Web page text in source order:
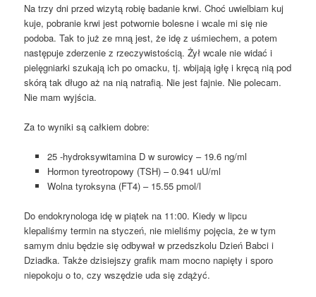
Na trzy dni przed wizytą robię badanie krwi. Choć uwielbiam kuj
kuje, pobranie krwi jest potwornie bolesne i wcale mi się nie
podoba. Tak to już ze mną jest, że idę z uśmiechem, a potem
następuje zderzenie z rzeczywistością. Żył wcale nie widać i
pielęgniarki szukają ich po omacku, tj. wbijają igłę i kręcą nią pod
skórą tak długo aż na nią natrafią. Nie jest fajnie. Nie polecam.
Nie mam wyjścia.
Za to wyniki są całkiem dobre:
25 -hydroksywitamina D w surowicy – 19.6 ng/ml
Hormon tyreotropowy (TSH) – 0.941 uU/ml
Wolna tyroksyna (FT4) – 15.55 pmol/l
Do endokrynologa idę w piątek na 11:00. Kiedy w lipcu
klepaliśmy termin na styczeń, nie mieliśmy pojęcia, że w tym
samym dniu będzie się odbywał w przedszkolu Dzień Babci i
Dziadka. Także dzisiejszy grafik mam mocno napięty i sporo
niepokoju o to, czy wszędzie uda się zdążyć.